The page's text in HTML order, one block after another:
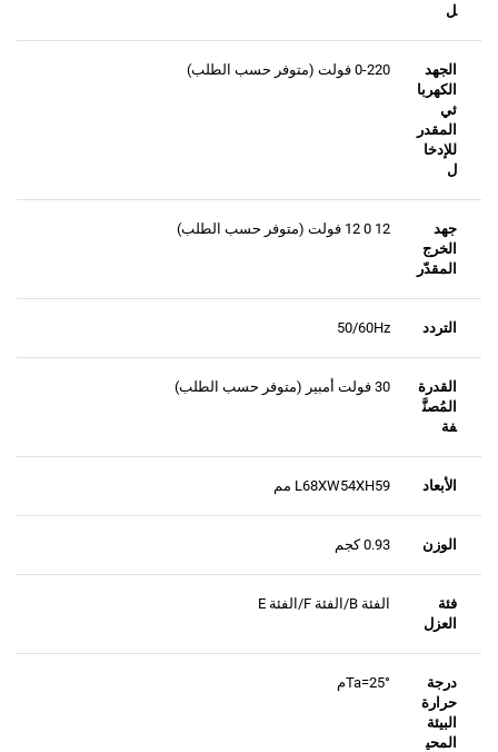
ل
الجهد
الكهربا
ئي
المقدر
للإدخا
ل
0-220 فولت (متوفر حسب الطلب)
جهد
الخرج
المقدّر
12 0 12 فولت (متوفر حسب الطلب)
التردد 50/60Hz
القدرة
المُصنَّ
فة
30 فولت أمبير (متوفر حسب الطلب)
الأبعاد L68XW54XH59 مم
الوزن 0.93 كجم
فئة
العزل
الفئة B/الفئة F/الفئة E
درجة
حرارة
البيئة
المحي
Ta=25°م